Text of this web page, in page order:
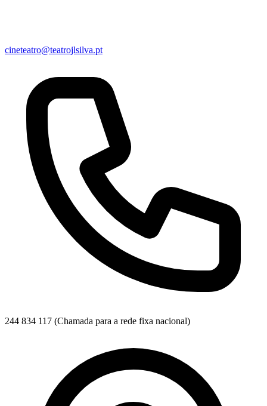
cineteatro@teatrojlsilva.pt
244 834 117 (Chamada para a rede fixa nacional)